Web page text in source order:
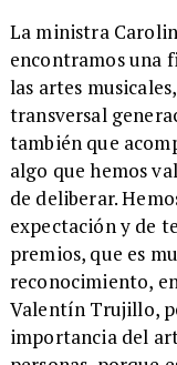
​La ministra
encontramos una
las artes
transversal
también que
algo que hemos
de deliberar.
expectación y de
premios, que es
reconocimiento,
Valentín Trujillo,
importancia del